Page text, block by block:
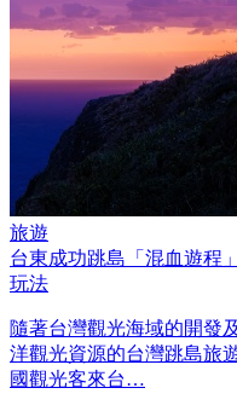
旅遊
台東成功跳島「混血遊程
玩法
隨著台灣觀光海域的開發
洋觀光資源的台灣跳島旅
國觀光客來台…